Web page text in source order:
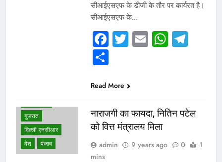
सीआईएसएफ के डीजी के तौर पर कार्यरत है।
सीआईएसएफ के…
Facebook
Twitter
Email
Share
Read More
गुजरात
दिल्ली एनसीआर
देश
पंजाब
नाराजगी का फायदा, नितिन पटेल
को वित्त मंत्रालय मिला
admin 9 years ago 0
1
mins